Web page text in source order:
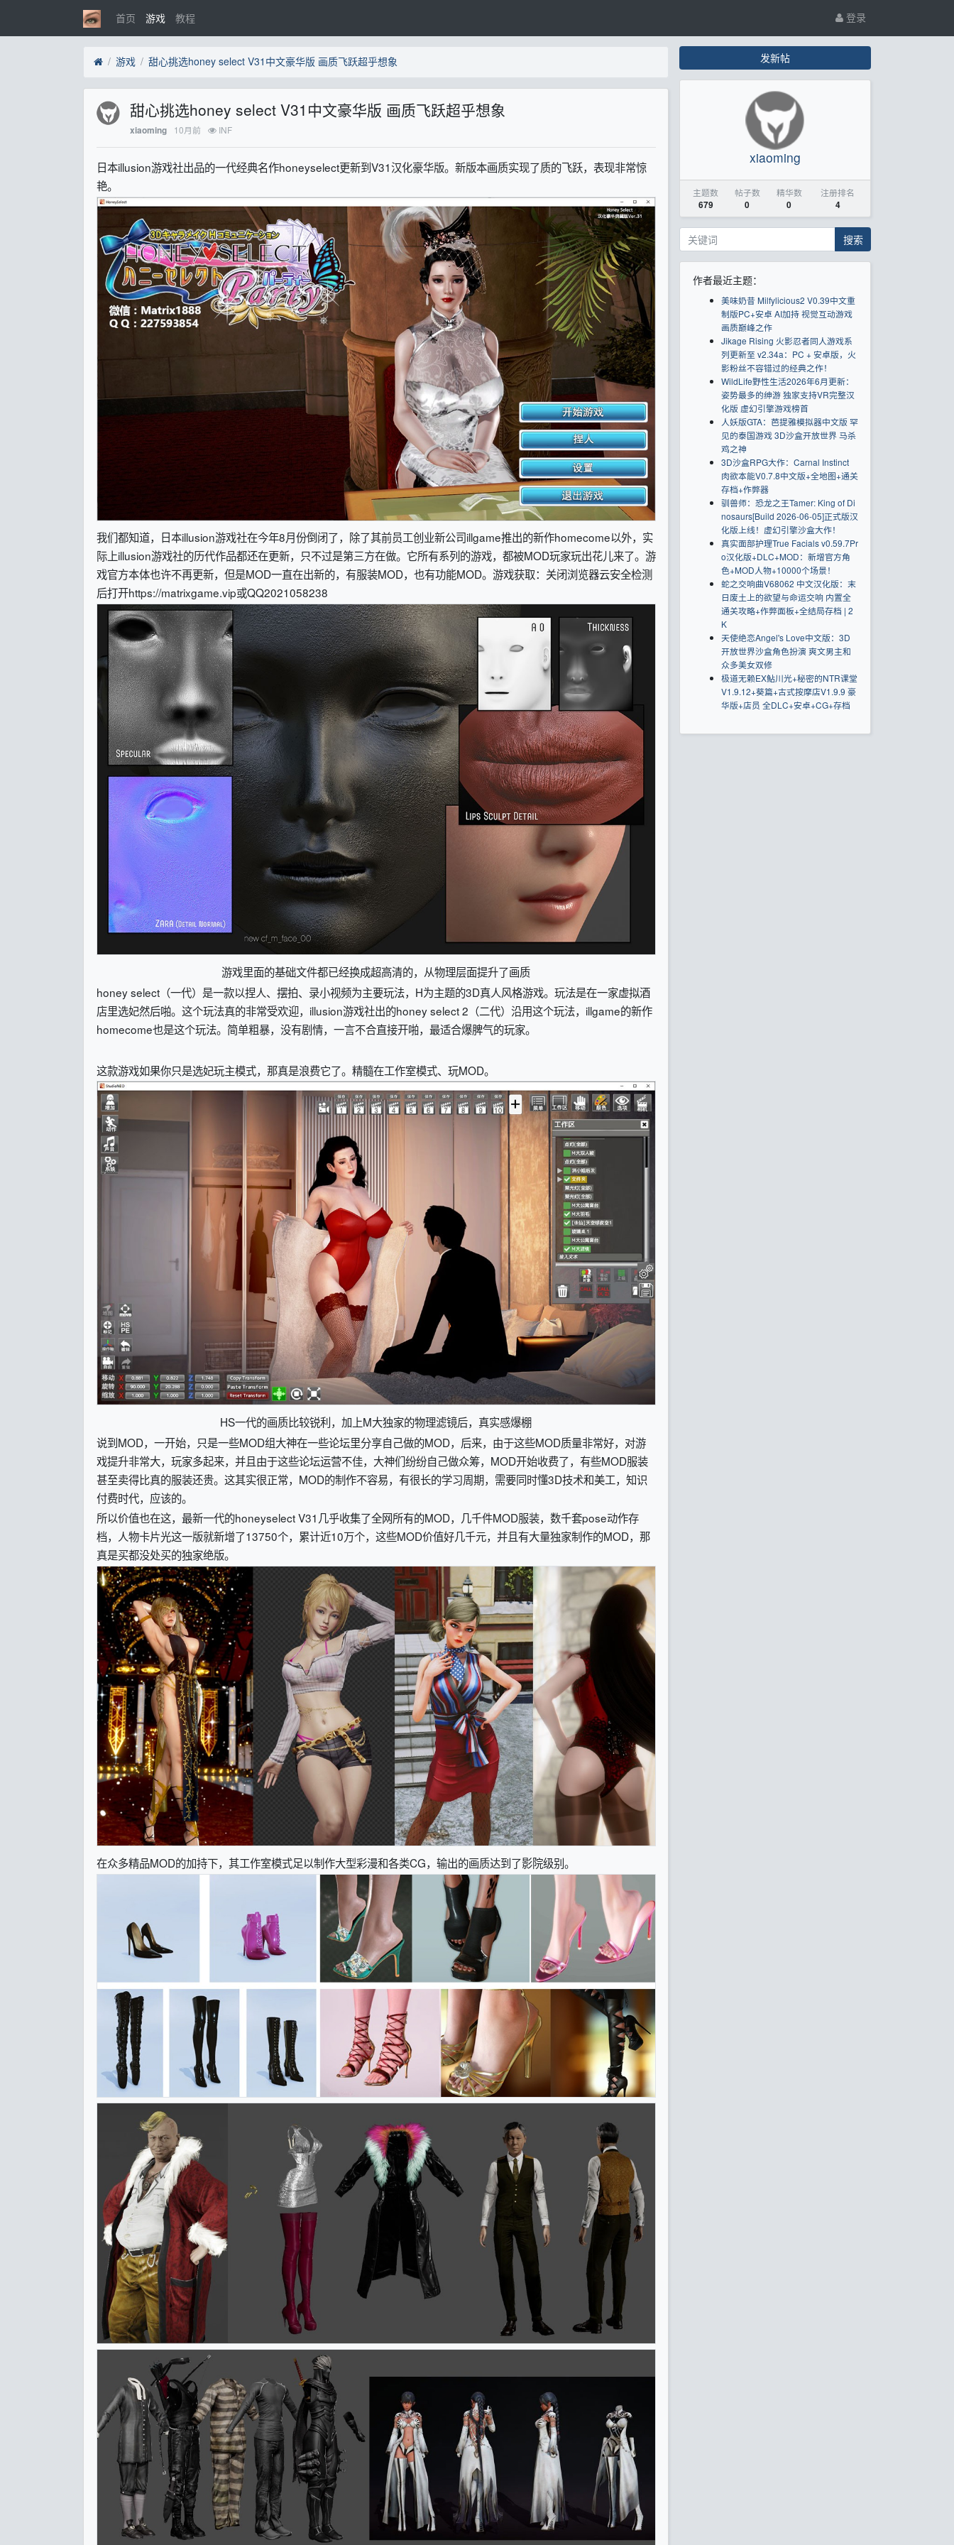
首页 游戏 教程 登录
游戏 甜心挑选honey select V31中文豪华版 画质飞跃超乎想象
甜心挑选honey select V31中文豪华版 画质飞跃超乎想象
xiaoming 10月前 INF
日本illusion游戏社出品的一代经典名作honeyselect更新到V31汉化豪华版。新版本画质实现了质的飞跃，表现非常惊
艳。
我们都知道，日本illusion游戏社在今年8月份倒闭了，除了其前员工创业新公司illgame推出的新作homecome以外，实
际上illusion游戏社的历代作品都还在更新，只不过是第三方在做。它所有系列的游戏，都被MOD玩家玩出花儿来了。游
戏官方本体也许不再更新，但是MOD一直在出新的，有服装MOD，也有功能MOD。 游戏获取：关闭浏览器云安全检测
后打开https://matrixgame.vip或QQ2021058238
游戏里面的基础文件都已经换成超高清的，从物理层面提升了画质
honey select（一代）是一款以捏人、摆拍、录小视频为主要玩法，H为主题的3D真人风格游戏。玩法是在一家虚拟酒
店里选妃然后啪。这个玩法真的非常受欢迎，illusion游戏社出的honey select 2（二代）沿用这个玩法，illgame的新作
homecome也是这个玩法。简单粗暴，没有剧情，一言不合直接开啪，最适合爆脾气的玩家。
这款游戏如果你只是选妃玩主模式，那真是浪费它了。精髓在工作室模式、玩MOD。
HS一代的画质比较锐利，加上M大独家的物理滤镜后，真实感爆棚
说到MOD，一开始，只是一些MOD组大神在一些论坛里分享自己做的MOD，后来，由于这些MOD质量非常好，对游
戏提升非常大，玩家多起来，并且由于这些论坛运营不佳，大神们纷纷自己做众筹，MOD开始收费了，有些MOD服装
甚至卖得比真的服装还贵。这其实很正常，MOD的制作不容易，有很长的学习周期，需要同时懂3D技术和美工，知识
付费时代，应该的。
所以价值也在这，最新一代的honeyselect V31几乎收集了全网所有的MOD，几千件MOD服装，数千套pose动作存
档，人物卡片光这一版就新增了13750个，累计近10万个，这些MOD价值好几千元，并且有大量独家制作的MOD，那
真是买都没处买的独家绝版。
在众多精品MOD的加持下，其工作室模式足以制作大型彩漫和各类CG，输出的画质达到了影院级别。
发新帖
xiaoming
主题数
679
帖子数
0
精华数
0
注册排名
4
搜索
作者最近主题：
美味奶昔 Milfylicious2 V0.39中文重
制版PC+安卓 AI加持 视觉互动游戏
画质巅峰之作
Jikage Rising 火影忍者同人游戏系
列更新至 v2.34a：PC + 安卓版，火
影粉丝不容错过的经典之作！
WildLife野性生活2026年6月更新：
姿势最多的绅游 独家支持VR完整汉
化版 虚幻引擎游戏榜首
人妖版GTA：芭提雅模拟器中文版 罕
见的泰国游戏 3D沙盒开放世界 马杀
鸡之神
3D沙盒RPG大作：Carnal Instinct
肉欲本能V0.7.8中文版+全地图+通关
存档+作弊器
驯兽师：恐龙之王Tamer: King of Di
nosaurs[Build 2026-06-05]正式版汉
化版上线！虚幻引擎沙盒大作！
真实面部护理True Facials v0.59.7Pr
o汉化版+DLC+MOD：新增官方角
色+MOD人物+10000个场景！
蛇之交响曲V68062 中文汉化版：末
日废土上的欲望与命运交响 内置全
通关攻略+作弊面板+全结局存档 | 2
K
天使绝恋Angel's Love中文版：3D
开放世界沙盒角色扮演 爽文男主和
众多美女双修
极道无赖EX鮎川光+秘密的NTR课堂
V1.9.12+葵篇+古式按摩店V1.9.9 豪
华版+店员 全DLC+安卓+CG+存档